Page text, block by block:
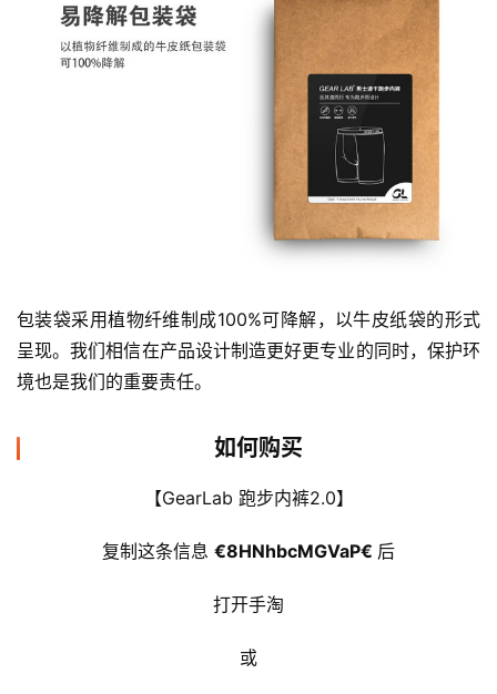
包装袋采用植物纤维制成100%可降解，以牛皮纸袋的形式
呈现。我们相信在产品设计制造更好更专业的同时，保护环
境也是我们的重要责任。
如何购买
【GearLab 跑步内裤2.0】
复制这条信息 €8HNhbcMGVaP€ 后
打开手淘
或